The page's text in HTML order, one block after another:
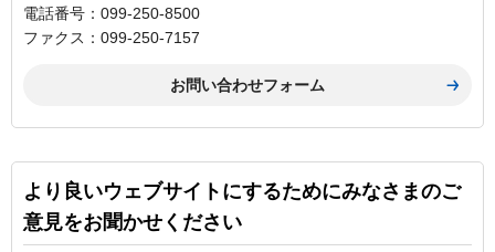
電話番号：099-250-8500
ファクス：099-250-7157
より良いウェブサイトにするためにみなさまのご
意見をお聞かせください